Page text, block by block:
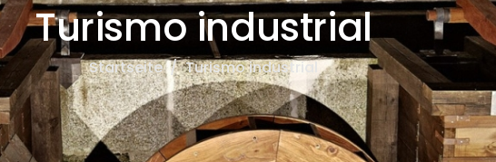
Turismo industrial
Startseite/ Turismo industrial